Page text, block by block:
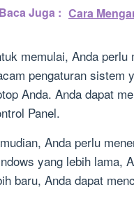
Baca Juga : Cara
memulai, Anda
pengaturan sistem
Anda. Anda dapat
Panel.
Anda perlu
yang lebih lama,
baru, Anda dapat